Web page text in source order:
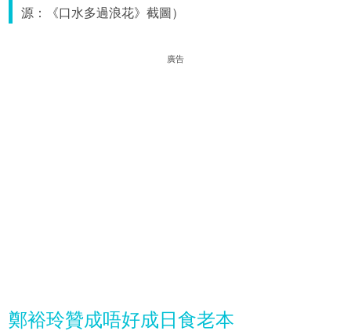
源：《口水多過浪花》截圖）
廣告
鄭裕玲贊成唔好成日食老本